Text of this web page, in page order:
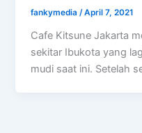
fankymedia/April 7, 2021
Cafe Kitsune Jakarta
sekitar Ibukota yang
mudi saat ini. Setelah